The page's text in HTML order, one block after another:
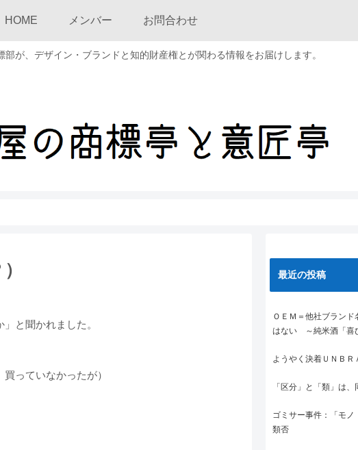
が、デザイン・ブランドと知的財産権とが関わる情報をお届けします。
HOME メンバー お問合わせ
と聞かれました。
っていなかったが）
最近の投稿
ＯＥＭ＝他社ブラン
はない ～純米酒「喜
ようやく決着ＵＮＢＲ
「区分」と「類」は
ゴミサー事件：「モ
類否